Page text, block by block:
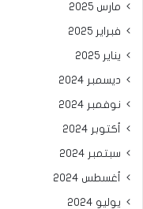
مارس 2025
فبراير 2025
يناير 2025
ديسمبر 2024
نوفمبر 2024
أكتوبر 2024
سبتمبر 2024
أغسطس 2024
يوليو 2024